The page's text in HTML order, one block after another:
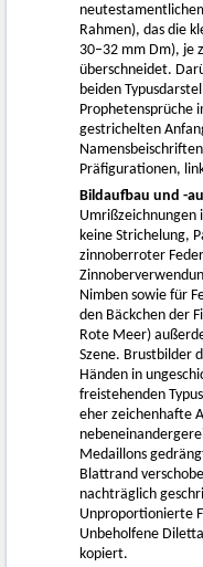
Rahmen), das die
30–32 mm Dm), je
überschneidet.
beiden
Prophetensprüche
gestrichelten
Präfigurationen,
Bildaufbau und -
Umrißzeichnungen
keine Strichelung,
zinnoberroter
Nimben sowie für
den Bäckchen der
Rote Meer)
Szene. Brustbilder
Händen in
freistehenden
eher zeichenhafte
Medaillons
Blattrand
nachträglich
Unproportionierte
Unbeholfene
kopiert.